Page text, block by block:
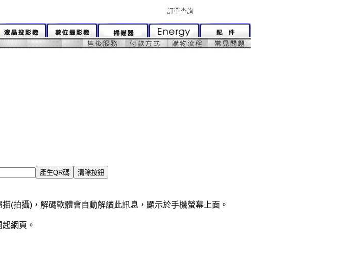
訂單查詢
(拍攝)，解碼軟體會自動解讀此訊息，顯示於手機螢幕上面。
網頁。